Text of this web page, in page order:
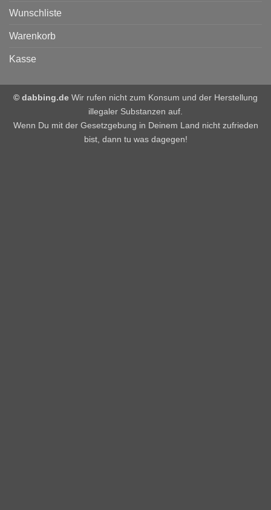
Wunschliste
Warenkorb
Kasse
© dabbing.de Wir rufen nicht zum Konsum und der Herstellung
illegaler Substanzen auf.
Wenn Du mit der Gesetzgebung in Deinem Land nicht zufrieden
bist, dann tu was dagegen!